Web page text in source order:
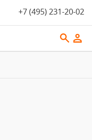
+7 (495) 231-20-02